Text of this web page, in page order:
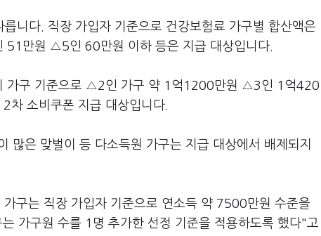
니다. 직장 가입자 기준으로 건강보험료 가구별 합산액은
만원 △5인 60만원 이하 등은 지급 대상입니다.
가구 기준으로 △2인 가구 약 1억1200만원 △3인 1억420
소비쿠폰 지급 대상입니다.
많은 맞벌이 등 다소득원 가구는 지급 대상에서 배제되지
구는 직장 가입자 기준으로 연소득 약 7500만원 수준을
가구원 수를 1명 추가한 선정 기준을 적용하도록 했다"고